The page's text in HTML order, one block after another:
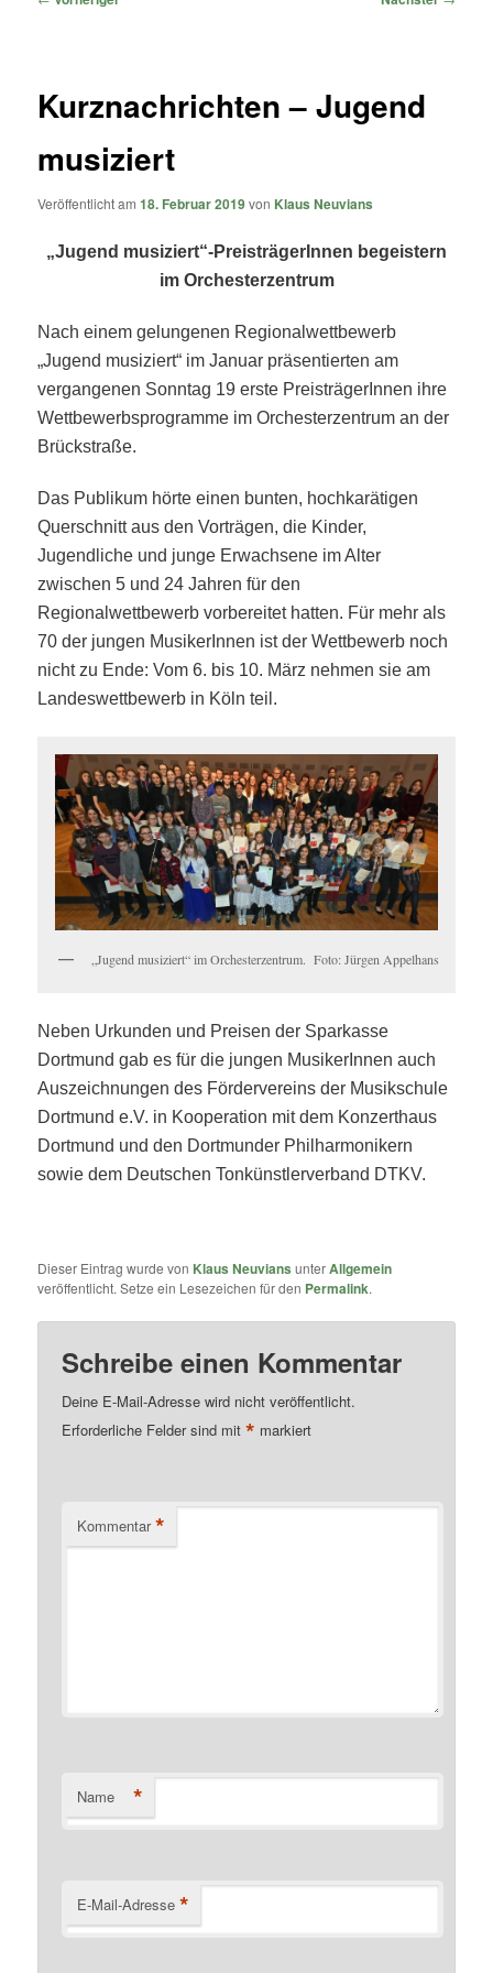
Kurznachrichten – Jugend
musiziert
Veröffentlicht am18. Februar 2019von Klaus Neuvians
„Jugend musiziert“-PreisträgerInnen begeistern
im Orchesterzentrum
Nach einem gelungenen Regionalwettbewerb
„Jugend musiziert“ im Januar präsentierten am
vergangenen Sonntag 19 erste PreisträgerInnen ihre
Wettbewerbsprogramme im Orchesterzentrum an der
Brückstraße.
Das Publikum hörte einen bunten, hochkarätigen
Querschnitt aus den Vorträgen, die Kinder,
Jugendliche und junge Erwachsene im Alter
zwischen 5 und 24 Jahren für den
Regionalwettbewerb vorbereitet hatten. Für mehr als
70 der jungen MusikerInnen ist der Wettbewerb noch
nicht zu Ende: Vom 6. bis 10. März nehmen sie am
Landeswettbewerb in Köln teil.
„Jugend musiziert“ im Orchesterzentrum. Foto: Jürgen Appelhans
Neben Urkunden und Preisen der Sparkasse
Dortmund gab es für die jungen MusikerInnen auch
Auszeichnungen des Fördervereins der Musikschule
Dortmund e.V. in Kooperation mit dem Konzerthaus
Dortmund und den Dortmunder Philharmonikern
sowie dem Deutschen Tonkünstlerverband DTKV.
Dieser Eintrag wurde von Klaus Neuvians unterAllgemein
veröffentlicht. Setze ein Lesezeichen für den Permalink.
Schreibe einen Kommentar
Deine E-Mail-Adresse wird nicht veröffentlicht.
Erforderliche Felder sind mit* markiert
Kommentar *
Name *
E-Mail-Adresse *